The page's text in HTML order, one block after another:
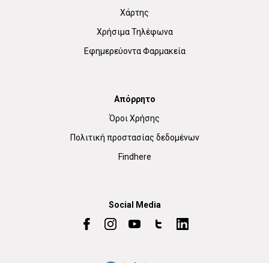
Χάρτης
Χρήσιμα Τηλέφωνα
Εφημερεύοντα Φαρμακεία
Απόρρητο
Όροι Χρήσης
Πολιτική προστασίας δεδομένων
Findhere
Social Media